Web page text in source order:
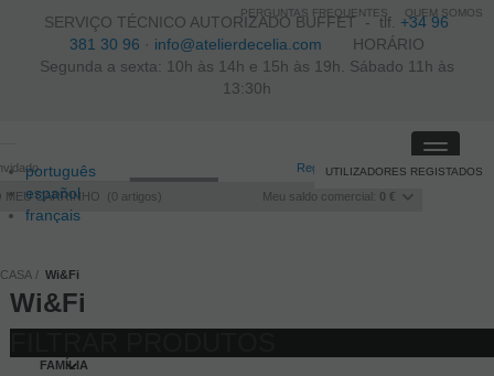
SERVIÇO TÉCNICO AUTORIZADO BUFFET -tlf. +34 96
381 30 96 · info@atelierdecelia.com HORÁRIO
Segunda a sexta: 10h às 14h e 15h às 19h. Sábado 11h às
13:30h
português
español
français
Registo/ Iniciar sessão
MEU CARRINHO 0 artigos Meu saldo comercial: 0 €
UTILIZADORES REGISTADOS
Toggle
CASA Wi&Fi
Wi&Fi
FAMÍLIA
PERGUNTAS FREQUENTES QUEM SOMOS